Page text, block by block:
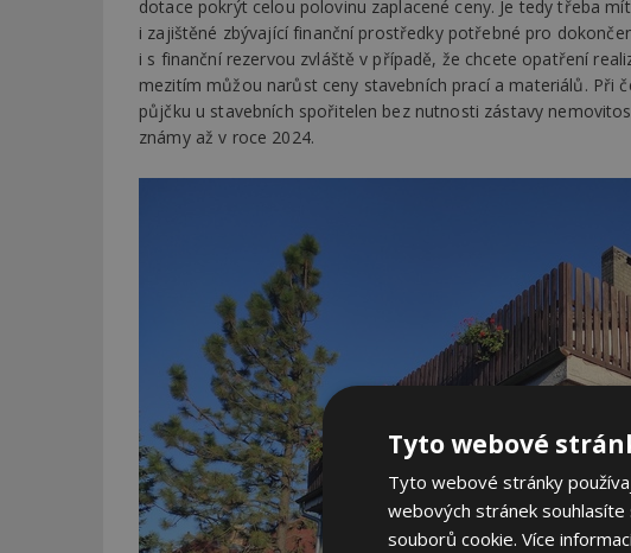
dotace pokrýt celou polovinu zaplacené ceny. Je tedy třeba
i zajištěné zbývající finanční prostředky potřebné pro
i s finanční rezervou zvláště v případě, že chcete opatření
mezitím můžou narůst ceny stavebních prací a materiálů. Při
půjčku u stavebních spořitelen bez nutnosti zástavy
známy až v roce 2024.
Tyto webové
Tyto webové stránky
webových stránek souhlasíte
souborů cookie. Více